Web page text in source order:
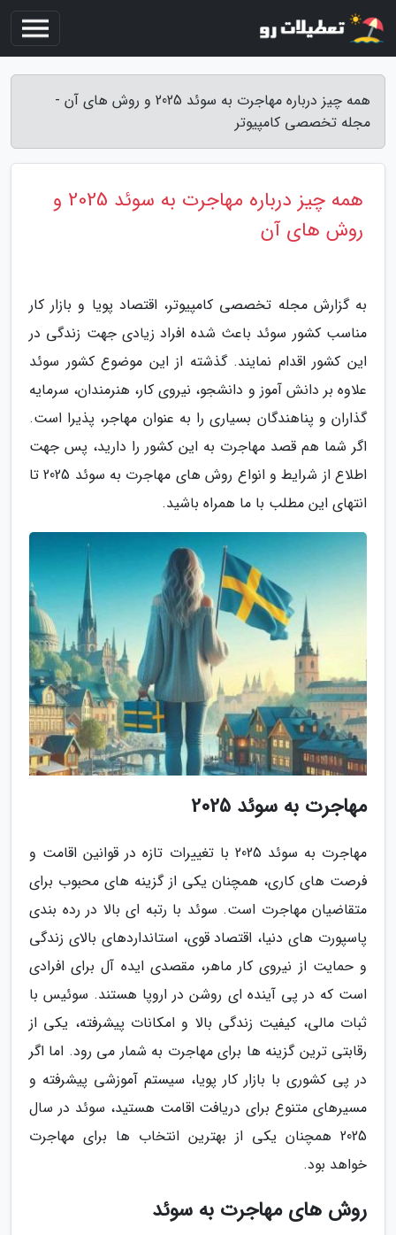
همه چیز درباره مهاجرت به سوئد 2025 و روش های آن -
مجله تخصصی کامپیوتر
همه چیز درباره مهاجرت به سوئد 2025 و
روش های آن
به گزارش مجله تخصصی کامپیوتر، اقتصاد پویا و بازار کار
مناسب کشور سوئد باعث شده افراد زیادی جهت زندگی در
این کشور اقدام نمایند. گذشته از این موضوع کشور سوئد
علاوه بر دانش آموز و دانشجو، نیروی کار، هنرمندان، سرمایه
گذاران و پناهندگان بسیاری را به عنوان مهاجر، پذیرا است.
اگر شما هم قصد مهاجرت به این کشور را دارید، پس جهت
اطلاع از شرایط و انواع روش های مهاجرت به سوئد 2025 تا
انتهای این مطلب با ما همراه باشید.
مهاجرت به سوئد 2025
مهاجرت به سوئد 2025 با تغییرات تازه در قوانین اقامت و
فرصت های کاری، همچنان یکی از گزینه های محبوب برای
متقاضیان مهاجرت است. سوئد با رتبه ای بالا در رده بندی
پاسپورت های دنیا، اقتصاد قوی، استانداردهای بالای زندگی
و حمایت از نیروی کار ماهر، مقصدی ایده آل برای افرادی
است که در پی آینده ای روشن در اروپا هستند. سوئیس با
ثبات مالی، کیفیت زندگی بالا و امکانات پیشرفته، یکی از
رقابتی ترین گزینه ها برای مهاجرت به شمار می رود. اما اگر
در پی کشوری با بازار کار پویا، سیستم آموزشی پیشرفته و
مسیرهای متنوع برای دریافت اقامت هستید، سوئد در سال
2025 همچنان یکی از بهترین انتخاب ها برای مهاجرت
خواهد بود.
روش های مهاجرت به سوئد